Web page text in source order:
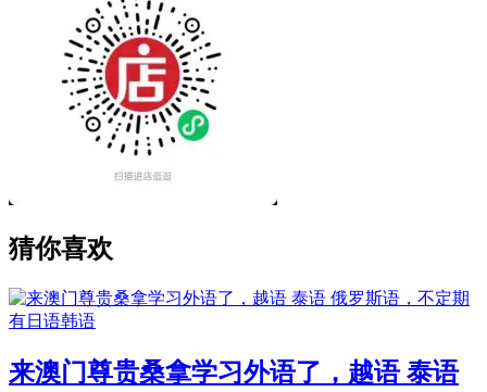
猜你喜欢
来澳门尊贵桑拿学习外语了，越语 泰语